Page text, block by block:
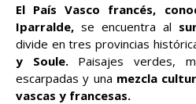
El País Vasco francés,
Iparralde, se encuentra al
divide en tres provincias
y Soule.Paisajes verdes,
escarpadas y una mezcla
vascas y francesas.